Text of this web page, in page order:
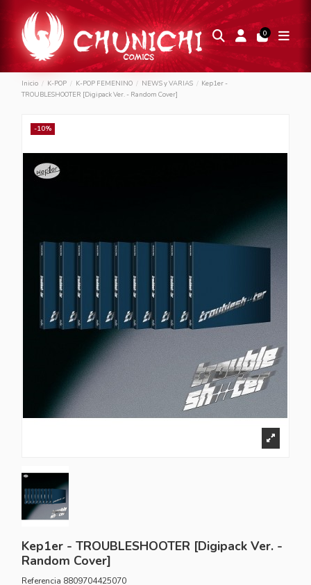
0
Inicio K-POP K-POP FEMENINO NEWS y VARIAS
Kep1er -
TROUBLESHOOTER [Digipack Ver. - Random Cover]
-10%
Kep1er - TROUBLESHOOTER [Digipack Ver. -
Random Cover]
Referencia 8809704425070